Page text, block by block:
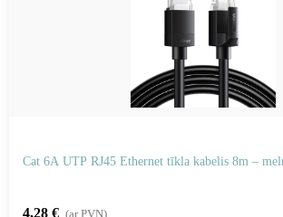
Cat 6A UTP RJ45 Ethernet tīkla kabelis 8m –
4,28 € (ar PVN)